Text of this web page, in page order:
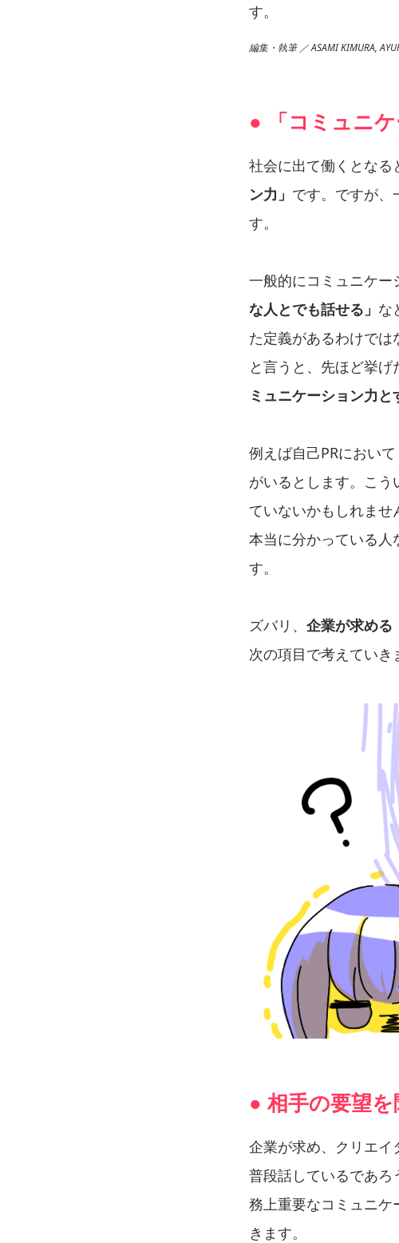
す。
編集・執筆 ／ ASAMI KIMURA,
● 「コミュニ
社会に出て働くとな
ン力」 です。ですが、
す。
一般的にコミュニケー
な人とでも話せる」 な
た定義があるわけで
と言うと、先ほど挙げ
ミュニケーション力
例えば自己PRにおい
がいるとします。こ
ていないかもしれま
本当に分かっている
す。
ズバリ、 企業が求める
次の項目で考えていき
● 相手の要望
企業が求め、クリエイ
普段話しているであ
務上重要なコミュニ
きます。